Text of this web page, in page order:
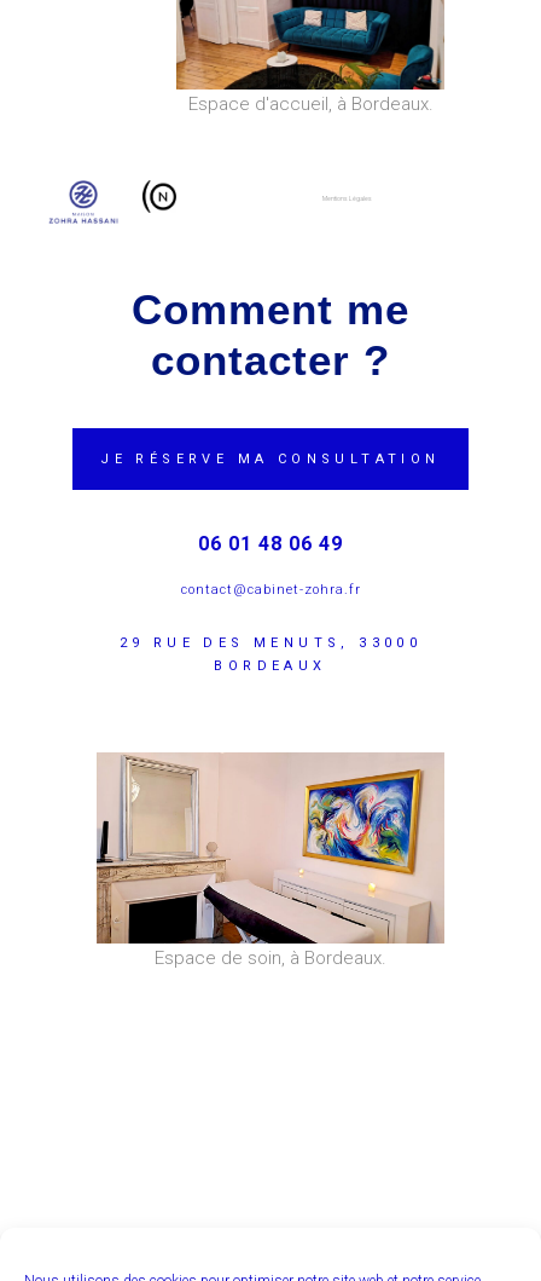
Espace d'accueil, à Bordeaux.
Mentions Légales
Comment me
contacter ?
JE RÉSERVE MA CONSULTATION
06 01 48 06 49
contact@cabinet-zohra.fr
29 RUE DES MENUTS, 33000
BORDEAUX
Espace de soin, à Bordeaux.